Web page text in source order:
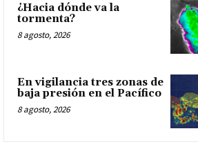
¿Hacia dónde va la
tormenta?
8 agosto, 2026
En vigilancia tres zonas de
baja presión en el Pacífico
8 agosto, 2026